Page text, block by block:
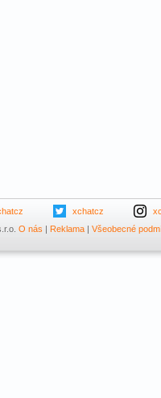
xchatcz
O nás | Reklama| Všeobecné